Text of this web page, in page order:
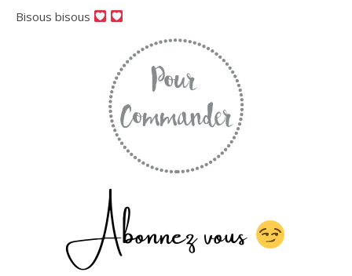
Bisous bisous
Abonnez vous